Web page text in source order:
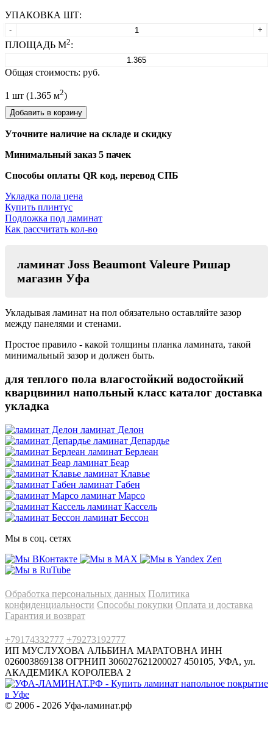
УПАКОВКА ШТ:
+
-
ПЛОЩАДЬ М2:
Общая стоимость: руб.
1 шт (1.365 м2)
Добавить в корзину
Уточните наличие на складе и скидку
Минимальный заказ 5 пачек
Способы оплаты QR код, перевод СПБ
Укладка пола цена
Купить плинтус
Подложка под ламинат
Как рассчитать кол-во
ламинат Joss Beaumont Valeure Ришар
магазин Уфа
Укладывая ламинат на пол обязательно оставляйте зазор
между панелями и стенами.
Простое правило - какой толщины планка ламината, такой
минимальный зазор и должен быть.
для теплого пола влагостойкий водостойкий
кварцвинил напольный класс каталог доставка
укладка
ламинат Делон
ламинат Депардье
ламинат Берлеан
ламинат Беар
ламинат Клавье
ламинат Габен
ламинат Марсо
ламинат Кассель
ламинат Бессон
Мы в соц. сетях
Обработка персональных данных Политика
конфиденциальности Способы покупки Оплата и доставка
Гарантия и возврат
+79174332777 +79273192777
ИП МУСЛУХОВА АЛЬБИНА МАРАТОВНА ИНН
026003869138 ОГРНИП 306027621200027 450105, УФА, ул.
АКАДЕМИКА КОРОЛЕВА 2
© 2006 - 2026 Уфа-ламинат.рф